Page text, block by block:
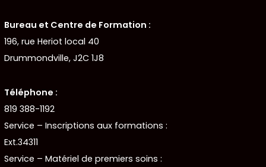
Bureau et Centre de Formation :
196, rue Heriot local 40
Drummondville, J2C 1J8
Téléphone :
819 388-1192
Service – Inscriptions aux formations :
Ext.34311
Service – Matériel de premiers soins :